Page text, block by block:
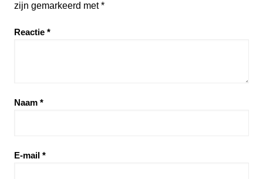
zijn gemarkeerd met*
Reactie *
Naam *
E-mail *